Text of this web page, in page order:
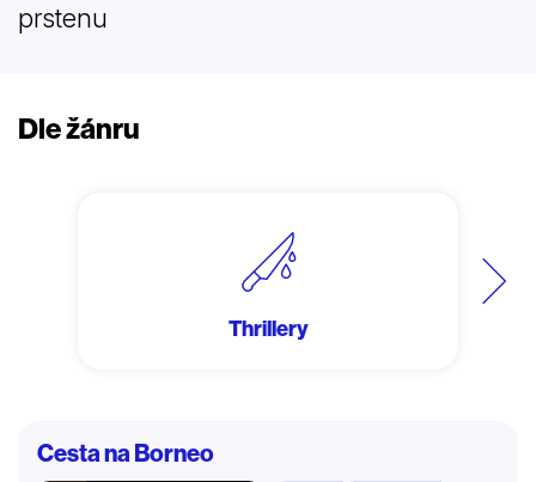
prstenu
Dle žánru
Další
Thrillery
Cesta na Borneo